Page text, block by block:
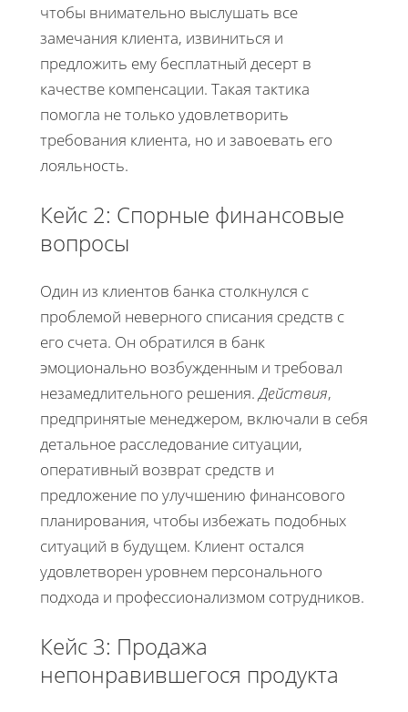
чтобы внимательно выслушать все
замечания клиента, извиниться и
предложить ему бесплатный десерт в
качестве компенсации. Такая тактика
помогла не только удовлетворить
требования клиента, но и завоевать его
лояльность.
Кейс 2: Спорные финансовые
вопросы
Один из клиентов банка столкнулся с
проблемой неверного списания средств с
его счета. Он обратился в банк
эмоционально возбужденным и требовал
незамедлительного решения.Действия,
предпринятые менеджером, включали в себя
детальное расследование ситуации,
оперативный возврат средств и
предложение по улучшению финансового
планирования, чтобы избежать подобных
ситуаций в будущем. Клиент остался
удовлетворен уровнем персонального
подхода и профессионализмом сотрудников.
Кейс 3: Продажа
непонравившегося продукта